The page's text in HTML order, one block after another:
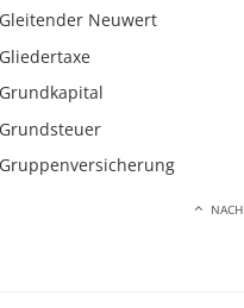
Gleitender Neuwert
Gliedertaxe
Grundkapital
Grundsteuer
Gruppenversicherung